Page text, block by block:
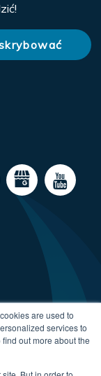
are used to
services to
out more about the